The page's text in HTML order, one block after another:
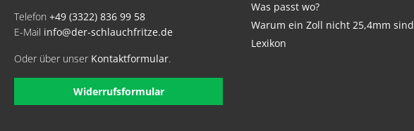
Telefon +49 (3322) 836 99 58
E-Mail info@der-schlauchfritze.de
Oder über unser Kontaktformular.
Widerrufsformular
Was passt wo?
Warum ein Zoll nicht 25,4mm sind
Lexikon